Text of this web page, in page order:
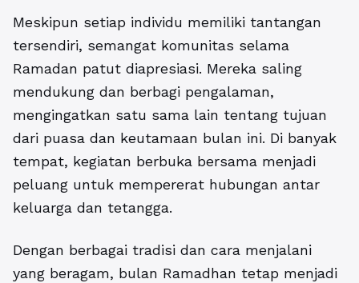
Meskipun setiap individu memiliki tantangan
tersendiri, semangat komunitas selama
Ramadan patut diapresiasi. Mereka saling
mendukung dan berbagi pengalaman,
mengingatkan satu sama lain tentang tujuan
dari puasa dan keutamaan bulan ini. Di banyak
tempat, kegiatan berbuka bersama menjadi
peluang untuk mempererat hubungan antar
keluarga dan tetangga.
Dengan berbagai tradisi dan cara menjalani
yang beragam, bulan Ramadhan tetap menjadi